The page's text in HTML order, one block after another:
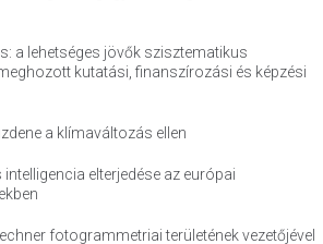
a lehetséges jövők szisztematikus
kutatási, finanszírozási és képzési
a klímaváltozás ellen
elterjedése az európai
fotogrammetriai területének vezetőjével